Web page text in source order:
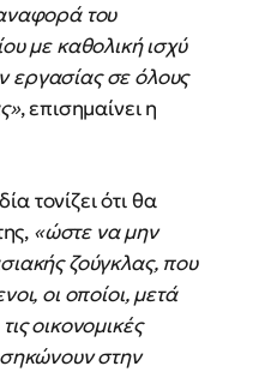
του
με καθολική ισχύ
εργασίας σε όλους
, επισημαίνει η
τονίζει ότι θα
«ώστε να μην
ζούγκλας, που
οι οποίοι, μετά
οικονομικές
στην